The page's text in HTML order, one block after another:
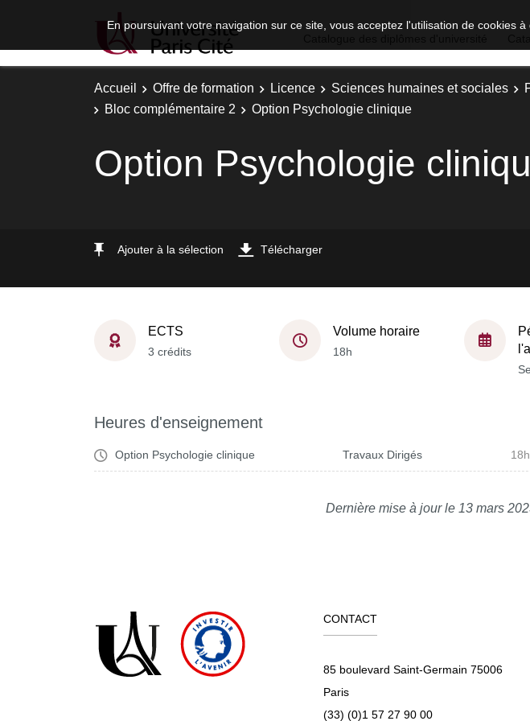
En poursuivant votre navigation sur ce site, vous acceptez l'utilisation de cookies
Accueil Offre de formation Licence Sciences humaines et sociales
Bloc complémentaire 2
Option Psychologie clinique
Option Psychologie
Ajouter à la sélection Télécharger
ECTS
3 crédits
Volume horaire
18h
Heures d'enseignement
Option Psychologie clinique Travaux Dirigés 18h
Dernière mise à jour le 13 mars
CONTACT
85 boulevard Saint-Germain 75006
Paris
(33) (0)1 57 27 90 00